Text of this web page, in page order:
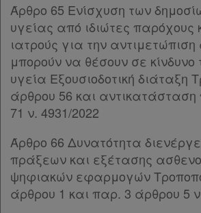
Άρθρο 65 Ενίσχυση των
υγείας από ιδιώτες παρόχους
ιατρούς για την
μπορούν να θέσουν σε κίνδυνο
υγεία Εξουσιοδοτική διάταξη
άρθρου 56 και
71 ν. 4931/2022
Άρθρο 66 Δυνατότητα
πράξεων και εξέτασης
ψηφιακών εφαρμογών
άρθρου 1 και παρ. 3 άρθρου 5